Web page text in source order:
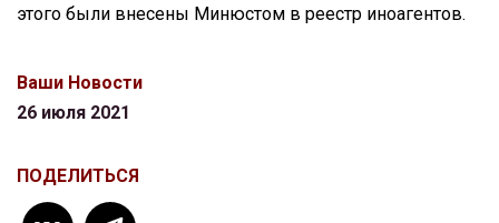
этого были внесены Минюстом в реестр иноагентов.
Ваши Новости
26 июля 2021
ПОДЕЛИТЬСЯ